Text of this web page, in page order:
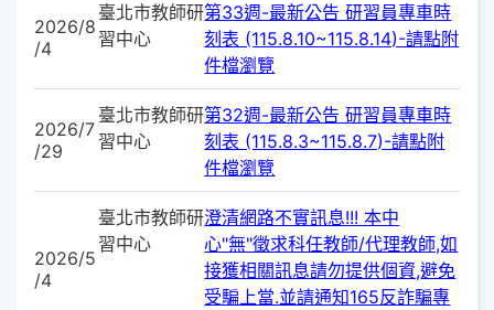
2026/8
/4
臺北市教師研
習中心
第33週-最新公告 研習員專車時
刻表 (115.8.10~115.8.14)-請點附
件檔瀏覽
2026/7
/29
臺北市教師研
習中心
第32週-最新公告 研習員專車時
刻表 (115.8.3~115.8.7)-請點附
件檔瀏覽
2026/5
/4
臺北市教師研
習中心
澄清網路不實訊息!!! 本中
心"無"徵求科任教師/代理教師,如
接獲相關訊息請勿提供個資,避免
受騙上當.並請通知165反詐騙專